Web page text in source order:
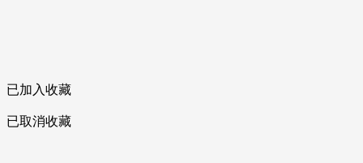
已加入收藏
已取消收藏